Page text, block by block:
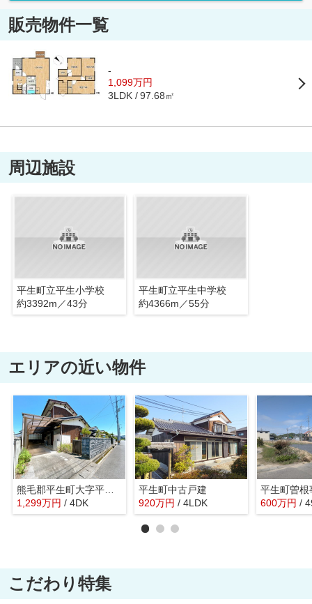
販売物件一覧
-
1,099万円
3LDK 97.68㎡
周辺施設
平生町立平生小学校
約3392m／43分
平生町立平生中学校
約4366m／55分
エリアの近い物件
熊毛郡平生町大字平生村戸建
1,299万円 / 4DK
平生町中古戸建
920万円 / 4LDK
平生町曽根
600万円 /
こだわり特集